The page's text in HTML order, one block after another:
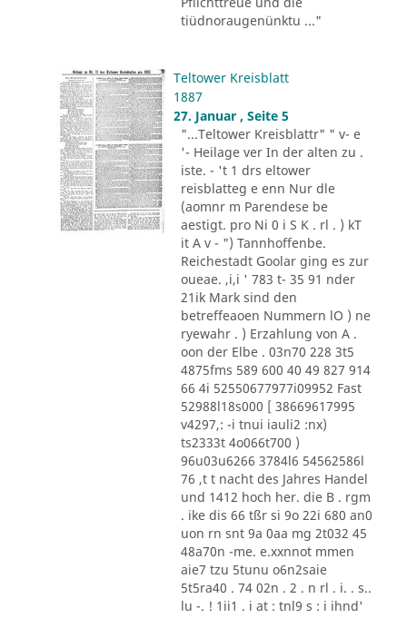
tiüdnoraugenünktu ..."
Teltower Kreisblatt
1887
27. Januar , Seite 5
"...Teltower Kreisblattr" " v- e
'- Heilage ver In der alten zu .
iste. - 't 1 drs eltower
reisblatteg e enn Nur dle
(aomnr m Parendese be
aestigt. pro Ni 0 i S K . rl . ) kT
it A v - ") Tannhoffenbe.
Reichestadt Goolar ging es zur
oueae. ,i,i ' 783 t- 35 91 nder
21ik Mark sind den
betreffeaoen Nummern lO ) ne
ryewahr . ) Erzahlung von A .
oon der Elbe . 03n70 228 3t5
4875fms 589 600 40 49 827 914
66 4i 52550677977i09952 Fast
52988l18s000 [ 38669617995
v4297,: -i tnui iauli2 :nx)
ts2333t 4o066t700 )
96u03u6266 3784l6 54562586l
76 ,t t nacht des Jahres Handel
und 1412 hoch her. die B . rgm
. ike dis 66 tßr si 9o 22i 680 an0
uon rn snt 9a 0aa mg 2t032 45
48a70n -me. e.xxnnot mmen
aie7 tzu 5tunu o6n2saie
5t5ra40 . 74 02n . 2 . n rl . i. . s..
lu -. ! 1ii1 . i at : tnl9 s : i ihnd'